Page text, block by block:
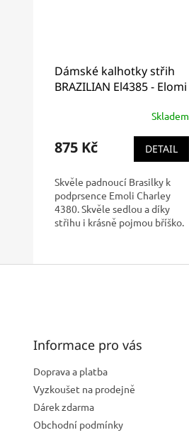
Dámské kalhotky střih
BRAZILIAN El4385 - Elomi
Skladem
875 Kč DETAIL
Skvěle padnoucí Brasilky k
podprsence Emoli Charley
4380. Skvěle sedlou a díky
střihu i krásně pojmou bříško.
Informace pro vás
Doprava a platba
Vyzkoušet na prodejně
Dárek zdarma
Obchodní podmínky